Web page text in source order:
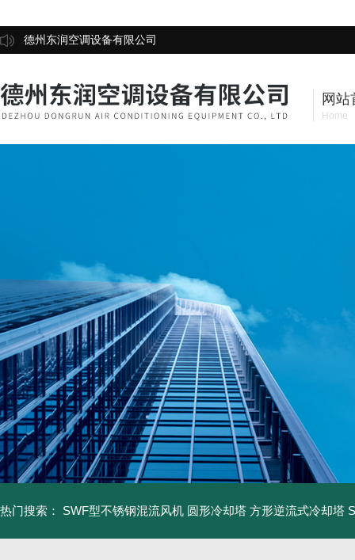
德州东润空调设备有限公司
网站
Home
热门搜索： SWF型不锈钢混流风机 圆形冷却塔 方形逆流式冷却塔